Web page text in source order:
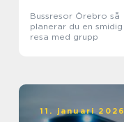
Bussresor Örebro så
planerar du en smidig
resa med grupp
11. januari 2026